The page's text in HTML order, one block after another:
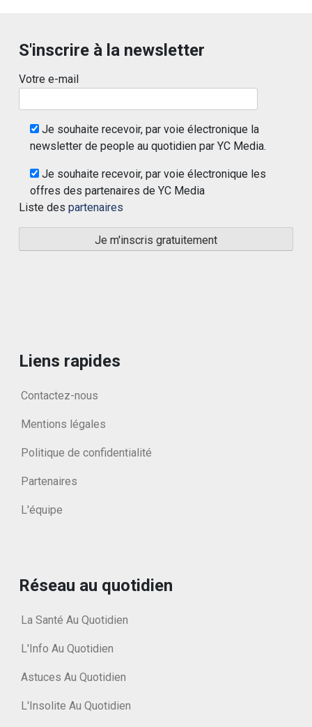
S'inscrire à la newsletter
Votre e-mail
Je souhaite recevoir, par voie électronique la
newsletter de people au quotidien par YC Media.
Je souhaite recevoir, par voie électronique les
offres des partenaires de YC Media
Liste des partenaires
Liens rapides
Contactez-nous
Mentions légales
Politique de confidentialité
Partenaires
L'équipe
Réseau au quotidien
La Santé Au Quotidien
L'Info Au Quotidien
Astuces Au Quotidien
L'Insolite Au Quotidien